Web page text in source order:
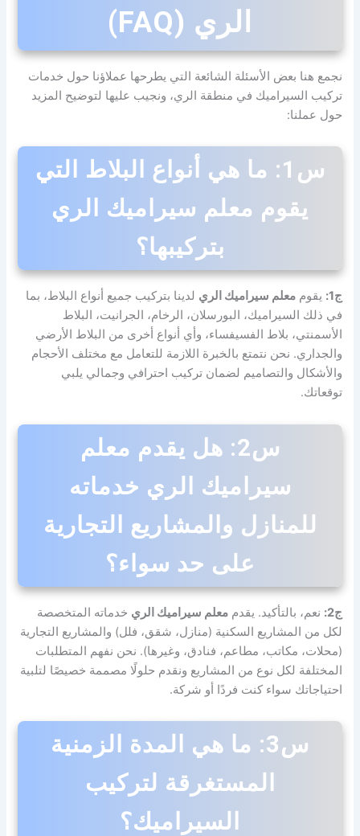
الري (FAQ)
نجمع هنا بعض الأسئلة الشائعة التي يطرحها عملاؤنا حول خدمات
تركيب السيراميك في منطقة الري، ونجيب عليها لتوضيح المزيد
حول عملنا:
س1: ما هي أنواع البلاط التي
يقوم معلم سيراميك الري
بتركيبها؟
ج1: يقوممعلم سيراميك الري لدينا بتركيب جميع أنواع البلاط، بما
في ذلك السيراميك، البورسلان، الرخام، الجرانيت، البلاط
الأسمنتي، بلاط الفسيفساء، وأي أنواع أخرى من البلاط الأرضي
والجداري. نحن نتمتع بالخبرة اللازمة للتعامل مع مختلف الأحجام
والأشكال والتصاميم لضمان تركيب احترافي وجمالي يلبي
توقعاتك.
س2: هل يقدم معلم
سيراميك الري خدماته
للمنازل والمشاريع التجارية
على حد سواء؟
ج2: نعم، بالتأكيد. يقدممعلم سيراميك الري خدماته المتخصصة
لكل من المشاريع السكنية (منازل، شقق، فلل) والمشاريع التجارية
(محلات، مكاتب، مطاعم، فنادق، وغيرها). نحن نفهم المتطلبات
المختلفة لكل نوع من المشاريع ونقدم حلولًا مصممة خصيصًا لتلبية
احتياجاتك سواء كنت فردًا أو شركة.
س3: ما هي المدة الزمنية
المستغرقة لتركيب
السيراميك؟